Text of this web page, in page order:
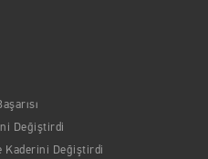
Değiştirdi
Kaderini Değiştirdi